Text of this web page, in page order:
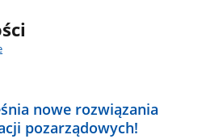
nowe rozwiązania
pozarządowych!